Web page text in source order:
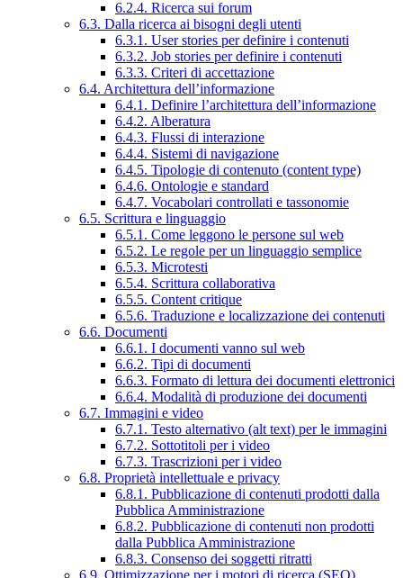
6.2.4. Ricerca sui forum
6.3. Dalla ricerca ai bisogni degli utenti
6.3.1. User stories per definire i contenuti
6.3.2. Job stories per definire i contenuti
6.3.3. Criteri di accettazione
6.4. Architettura dell’informazione
6.4.1. Definire l’architettura dell’informazione
6.4.2. Alberatura
6.4.3. Flussi di interazione
6.4.4. Sistemi di navigazione
6.4.5. Tipologie di contenuto (content type)
6.4.6. Ontologie e standard
6.4.7. Vocabolari controllati e tassonomie
6.5. Scrittura e linguaggio
6.5.1. Come leggono le persone sul web
6.5.2. Le regole per un linguaggio semplice
6.5.3. Microtesti
6.5.4. Scrittura collaborativa
6.5.5. Content critique
6.5.6. Traduzione e localizzazione dei contenuti
6.6. Documenti
6.6.1. I documenti vanno sul web
6.6.2. Tipi di documenti
6.6.3. Formato di lettura dei documenti elettronici
6.6.4. Modalità di produzione dei documenti
6.7. Immagini e video
6.7.1. Testo alternativo (alt text) per le immagini
6.7.2. Sottotitoli per i video
6.7.3. Trascrizioni per i video
6.8. Proprietà intellettuale e privacy
6.8.1. Pubblicazione di contenuti prodotti dalla
Pubblica Amministrazione
6.8.2. Pubblicazione di contenuti non prodotti
dalla Pubblica Amministrazione
6.8.3. Consenso dei soggetti ritratti
6.9. Ottimizzazione per i motori di ricerca (SEO)